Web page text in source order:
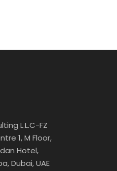
L.L.C-FZ
1, M Floor,
Hotel,
Dubai, UAE